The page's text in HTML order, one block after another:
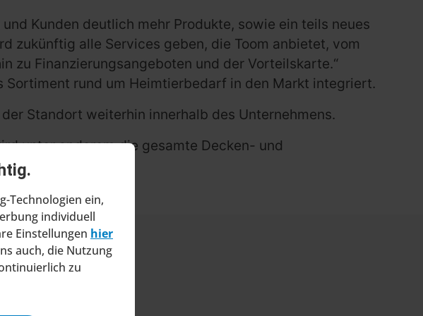
Technologien ein,
individuell
Einstellungen hier
auch, die Nutzung
zu
Kunden deutlich mehr Produkte, sowie ein teils neues
zukünftig alle Services geben, die Toom anbietet, vom
zu Finanzierungsangeboten und der Vorteilskarte.“
rund um Heimtierbedarf in den Markt integriert.
Standort weiterhin innerhalb des Unternehmens.
unter anderem die gesamte Decken- und